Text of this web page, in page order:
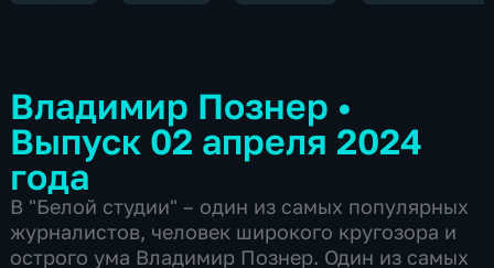
Владимир Познер •
Выпуск 02 апреля 2024
года
В "Белой студии" – один из самых популярных
журналистов, человек широкого кругозора и
острого ума Владимир Познер. Один из самых